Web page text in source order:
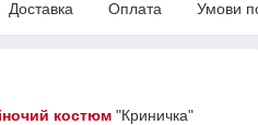
Доставка Оплата Умови
костюм "Криничка"